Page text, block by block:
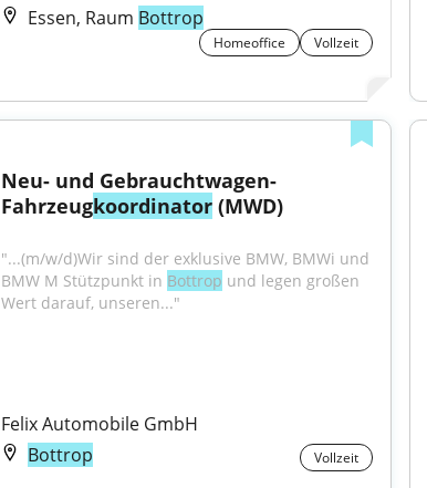
Essen, Raum Bottrop
Homeoffice Vollzeit
Neu- und Gebrauchtwagen-
Fahrzeugkoordinator (MWD)
"...(m/w/d)Wir sind der exklusive BMW, BMWi und
BMW M Stützpunkt in Bottrop und legen großen
Wert darauf, unseren..."
Felix Automobile GmbH
Bottrop
Vollzeit